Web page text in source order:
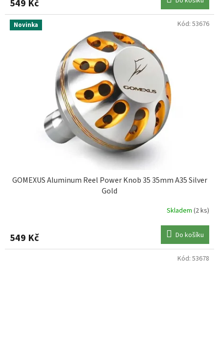
549 Kč
Novinka
GOMEXUS Aluminum Reel Power Knob 35 35mm A35 Silver
Gold
Skladem (2 ks)
549 Kč Do košíku
Kód: 53676
Kód: 53678